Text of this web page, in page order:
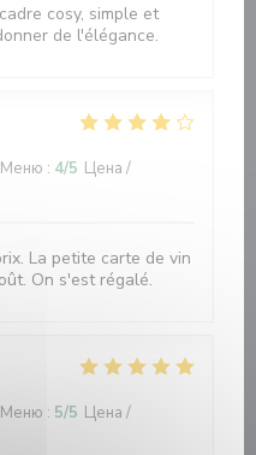
cosy, simple et
de l'élégance.
Меню : 4/5 Цена /
La petite carte de vin
On s'est régalé.
Меню : 5/5 Цена /